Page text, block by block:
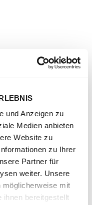
und Anzeigen zu
Medien anbieten
Website zu
zu Ihrer
Partner für
weiter. Unsere
möglicherweise mit
ihnen bereitgestellt